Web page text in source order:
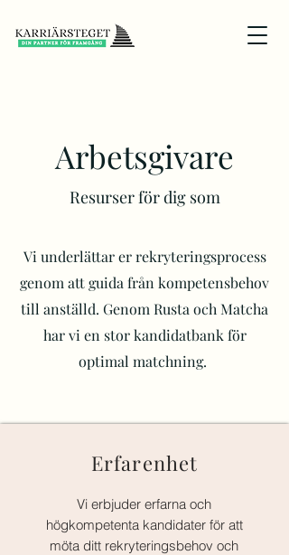
Arbetsgivare
Resurser för dig som
Vi underlättar er rekryteringsprocess
genom att guida från kompetensbehov
till anställd. Genom Rusta och Matcha
har vi en stor kandidatbank för
optimal matchning.
Erfarenhet
Vi erbjuder erfarna och
högkompetenta kandidater för att
möta ditt rekryteringsbehov och